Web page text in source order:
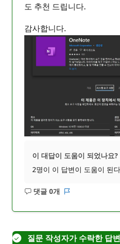
도 추천 드립니다.
감사합니다.
이 대답이 도움이 되었나요?
2명이 이 답변이 도움이 된
댓글 0개
설
질문 작성자가 수락한 답변